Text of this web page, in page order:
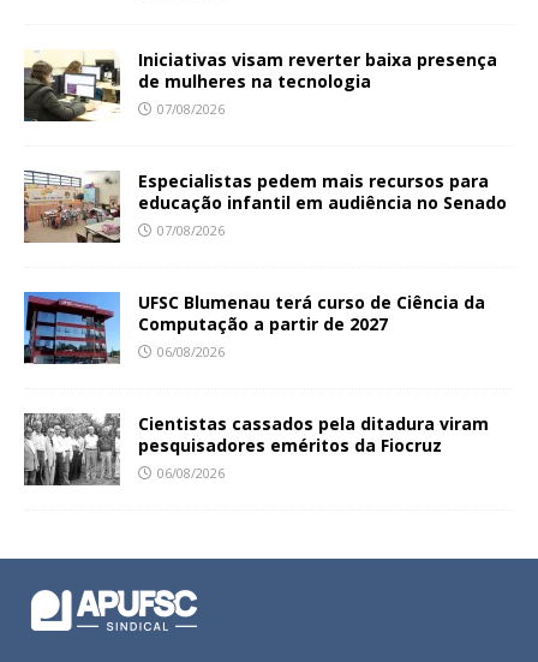
Iniciativas visam reverter baixa presença
de mulheres na tecnologia
07/08/2026
Especialistas pedem mais recursos para
educação infantil em audiência no Senado
07/08/2026
UFSC Blumenau terá curso de Ciência da
Computação a partir de 2027
06/08/2026
Cientistas cassados pela ditadura viram
pesquisadores eméritos da Fiocruz
06/08/2026